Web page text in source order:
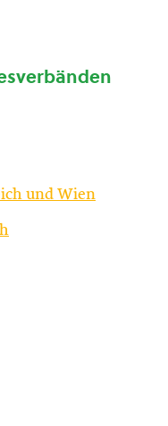
und Wien